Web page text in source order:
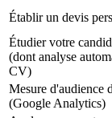
Établir un devis
Étudier votre
(dont analyse
CV)
Mesure d'audience
(Google Analytics)